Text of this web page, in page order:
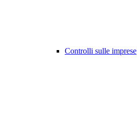
Controlli sulle imprese